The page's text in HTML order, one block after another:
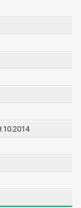
w celu wskazanym
mogą być:
osobowe w
danych
przez
oraz zgodnie z
są na
się do czasu
są w celu
okres